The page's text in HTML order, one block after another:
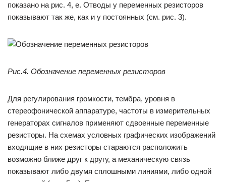
показано на рис. 4, е. Отводы у переменных резисторов
показывают так же, как и у постоянных (см. рис. 3).
Рис.4. Обозначение переменных резисторов
Для регулирования громкости, тембра, уровня в
стереофонической аппаратуре, частоты в измерительных
генераторах сигналов применяют сдвоенные переменные
резисторы. На схемах условных графических изображений
входящие в них резисторы стараются расположить
возможно ближе друг к другу, а механическую связь
показывают либо двумя сплошными линиями, либо одной